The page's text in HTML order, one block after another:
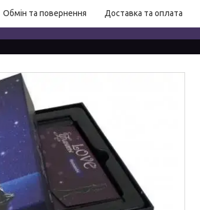
Обмін та повернення Доставка та оплата